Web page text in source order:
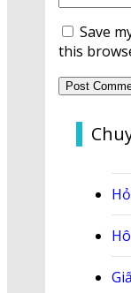
Save
this